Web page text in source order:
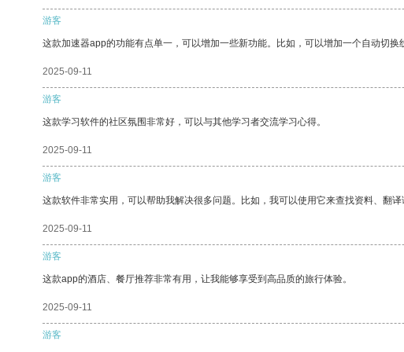
游客
这款加速器app的功能有点单一，可以增加一些新功能。比如，可以增加一个自动切
2025-09-11
游客
这款学习软件的社区氛围非常好，可以与其他学习者交流学习心得。
2025-09-11
游客
这款软件非常实用，可以帮助我解决很多问题。比如，我可以使用它来查找资料、翻译
2025-09-11
游客
这款app的酒店、餐厅推荐非常有用，让我能够享受到高品质的旅行体验。
2025-09-11
游客